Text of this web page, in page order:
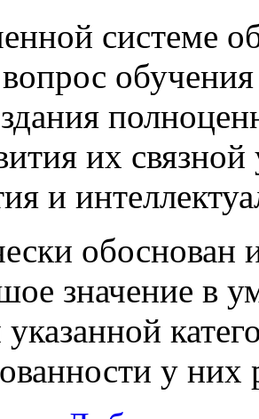
системе
вопрос
их
и
обоснован
значение в
указанной
у них